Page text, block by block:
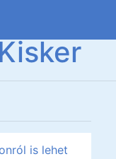
is lehet